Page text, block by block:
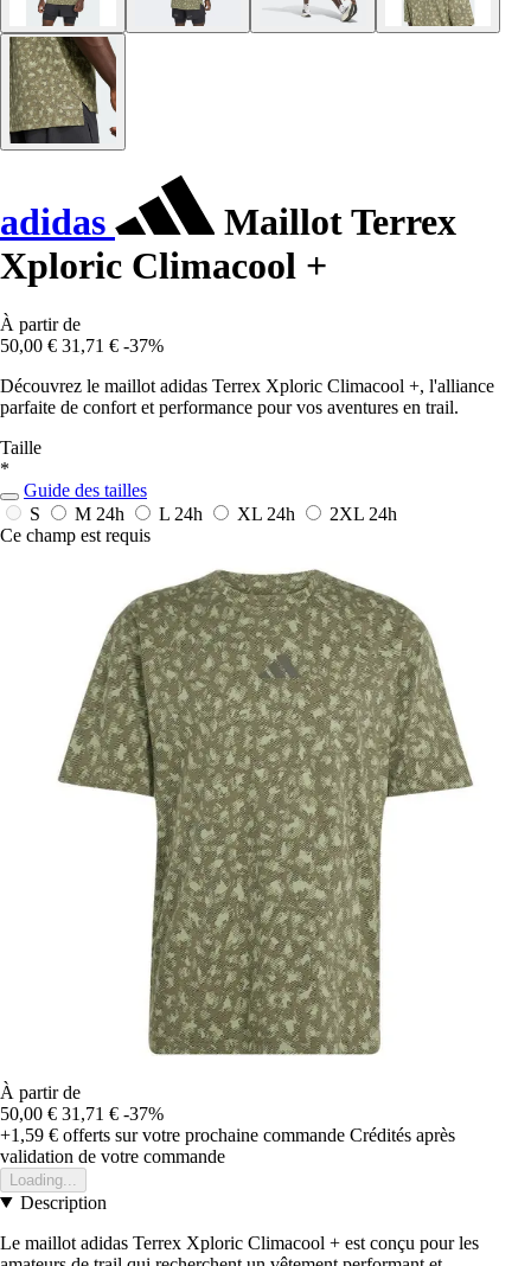
adidas
Maillot Terrex
Xploric Climacool +
À partir de
50,00 € 31,71 € -37%
Découvrez le maillot adidas Terrex Xploric Climacool +, l'alliance
parfaite de confort et performance pour vos aventures en trail.
Taille
*
Guide des tailles
S
M 24h L 24h XL 24h 2XL 24h
Ce champ est requis
À partir de
50,00 € 31,71 € -37%
+1,59 € offerts sur votre prochaine commande Crédités après
validation de votre commande
Loading...
Description
Le maillot adidas Terrex Xploric Climacool + est conçu pour les